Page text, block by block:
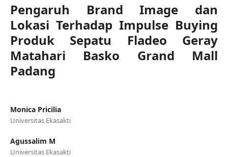
Pengaruh Brand Image dan
Lokasi Terhadap Impulse Buying
Produk Sepatu Fladeo Geray
Matahari Basko Grand Mall
Padang
Monica Pricilia
Universitas Ekasakti
Agussalim M
Universitas Ekasakti